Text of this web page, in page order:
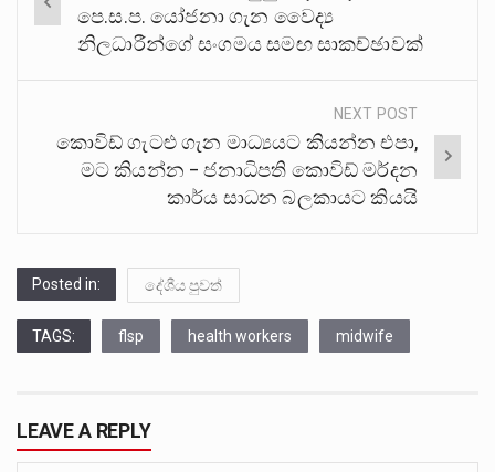
navigation
පෙ.ස.ප. යෝජනා ගැන වෛද්‍ය
නිලධාරීන්ගේ සංගමය සමඟ සාකච්ඡාවක්
NEXT POST
කොවිඩ් ගැටළු ගැන මාධ්‍යයට කියන්න එපා,
මට කියන්න – ජනාධිපති කොවිඩ් මර්දන
කාර්ය සාධන බලකායට කියයි
Posted in: දේශීය පුවත්
TAGS: flsp health workers midwife
LEAVE A REPLY